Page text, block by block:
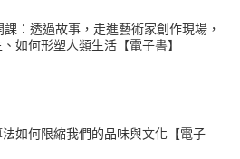
：透過故事，走進藝術家創作現場，
如何形塑人類生活【電子書】
如何限縮我們的品味與文化【電子